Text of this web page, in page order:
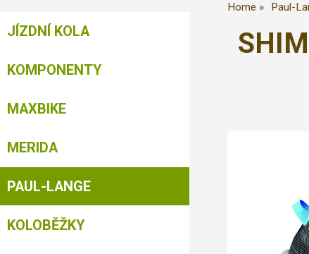
Home Paul-
JÍZDNÍ KOLA
KOMPONENTY
MAXBIKE
MERIDA
PAUL-LANGE
KOLOBĚŽKY